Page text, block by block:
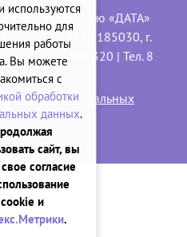
«ДАТА»
| 185030, г.
40, офис 320 | Тел. 8
персональных
используются
для
работы
Вы можете
с
обработки
данных.
сайт, вы
согласие
cookie и
.